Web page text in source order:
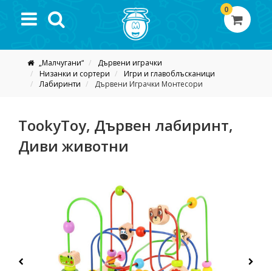
0
„Малчугани“
Дървени играчки
Низанки и сортери
Игри и главоблъсканици
Лабиринти
Дървени Играчки Монтесори
TookyToy, Дървен лабиринт,
Диви животни